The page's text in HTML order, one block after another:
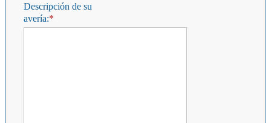
Descripción de su
avería: